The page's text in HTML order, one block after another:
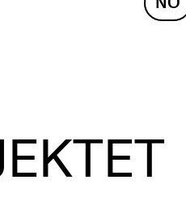
NO
Prosjekter